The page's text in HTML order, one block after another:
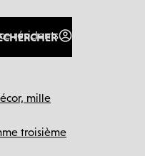
résidents
mille
troisième